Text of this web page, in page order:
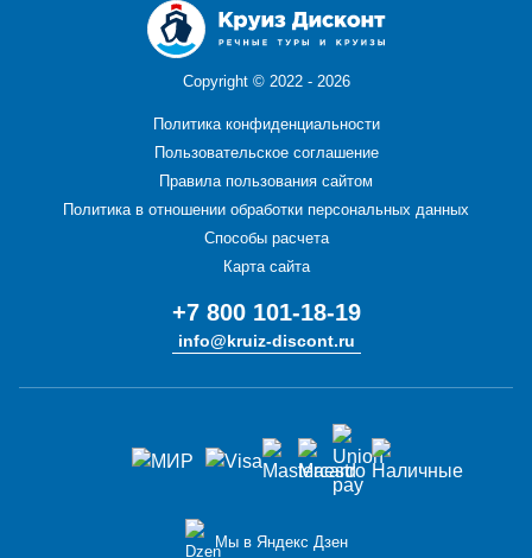
Copyright © 2022 - 2026
Политика конфиденциальности
Пользовательское соглашение
Правила пользования сайтом
Политика в отношении обработки персональных данных
Способы расчета
Карта сайта
+7 800 101-18-19
info@kruiz-discont.ru
Мы в Яндекс Дзен